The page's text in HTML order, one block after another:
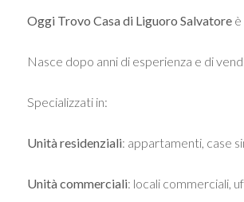
Oggi Trovo Casa di Liguoro Salvatoreè
Nasce dopo anni di esperienza e di
Specializzati in:
Unità residenziali: appartamenti, case
Unità commerciali: locali commerciali,